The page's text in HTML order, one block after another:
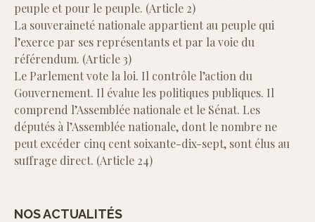
peuple et pour le peuple. (Article 2)
La souveraineté nationale appartient au peuple qui
l’exerce par ses représentants et par la voie du
référendum. (Article 3)
Le Parlement vote la loi. Il contrôle l’action du
Gouvernement. Il évalue les politiques publiques. Il
comprend l’Assemblée nationale et le Sénat. Les
députés à l’Assemblée nationale, dont le nombre ne
peut excéder cinq cent soixante-dix-sept, sont élus au
suffrage direct. (Article 24)
NOS ACTUALITÉS